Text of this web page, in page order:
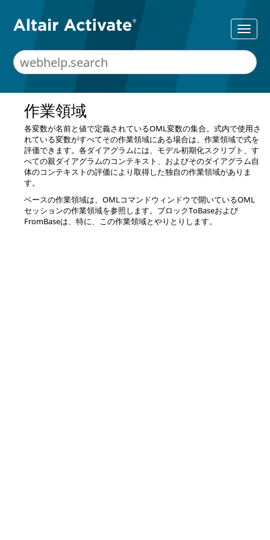
作業領域
各変数が名前と値で定義されているOML 変数の集合。式内で使用さ
れている変数がすべてその作業領域にある場合は、作業領域で式を
評価できます。各ダイアグラムには、モデル初期化スクリプト、す
べての親ダイアグラムのコンテキスト、およびそのダイアグラム自
体のコンテキストの評価により取得した独自の作業領域がありま
す。
ベースの作業領域は、 OML コマンドウィンドウで開いているOML
セッションの作業領域を参照します。ブロックToBaseおよび
FromBaseは、特に、この作業領域とやりとりします。